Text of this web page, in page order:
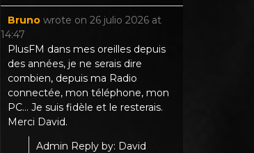
Bruno wrote on 26 julio 2026 at
14:47
PlusFM dans mes oreilles depuis
des années, je ne serais dire
combien, depuis ma Radio
connectée, mon téléphone, mon
PC... Je suis fidèle et le resterais.
Merci David.
Admin Reply by: David